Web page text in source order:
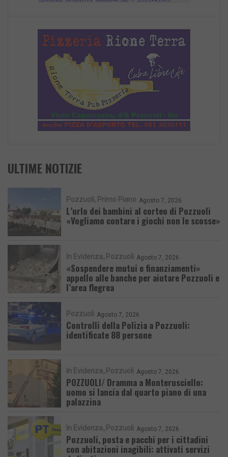
ULTIME NOTIZIE
Pozzuoli Primo Piano Agosto 7, 2026
L’urlo dei bambini al corteo di Pozzuoli
«Vogliamo contare i giochi non le scosse»
In Evidenza Pozzuoli Agosto 7, 2026
«Sospendere mutui e finanziamenti»
appello alle banche per aiutare Pozzuoli e
l’area flegrea
Pozzuoli Agosto 7, 2026
Controlli della Polizia a Pozzuoli:
identificate 88 persone
In Evidenza Pozzuoli Agosto 7, 2026
POZZUOLI/ Dramma a Monterusciello:
uomo si lancia dal quarto piano di una
palazzina
In Evidenza Pozzuoli Agosto 7, 2026
Pozzuoli, posta e pacchi per i cittadini
con abitazioni inagibili: attivati servizi